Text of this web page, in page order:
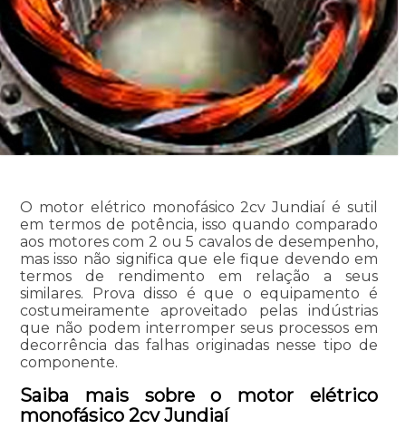
O motor elétrico monofásico 2cv Jundiaí é sutil
em termos de potência, isso quando comparado
aos motores com 2 ou 5 cavalos de desempenho,
mas isso não significa que ele fique devendo em
termos de rendimento em relação a seus
similares. Prova disso é que o equipamento é
costumeiramente aproveitado pelas indústrias
que não podem interromper seus processos em
decorrência das falhas originadas nesse tipo de
componente.
Saiba mais sobre o motor elétrico
monofásico 2cv Jundiaí